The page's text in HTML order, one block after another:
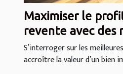
Maximiser le
revente avec des
ciblées
S’interroger sur les
accroître la valeur d’un bien